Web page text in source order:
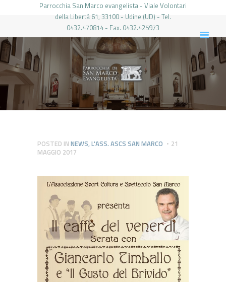
Parrocchia San Marco evangelista - Viale Volontari
della Libertá 61, 33100 - Udine (UD) - Tel.
0432.470814 - Fax. 0432.425973
PARROCCHIA DI SAN MARCO UDINE
HOME
LA PARROCCHIA
IL PARROCO
LE ATTIVITÀ
PIERABECH
FOTO E VIDEO
CONTATTI
LOGIN
POSTED IN NEWS,L'ASS. ASCS SAN MARCO
21
MAGGIO 2017